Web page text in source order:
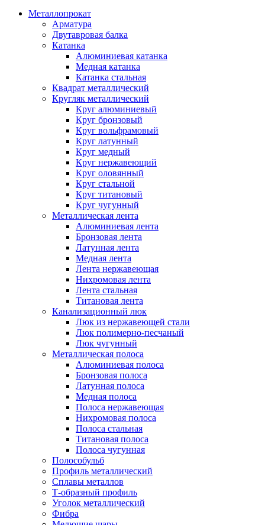
Металлопрокат
Арматура
Двутавровая балка
Катанка
Алюминиевая катанка
Медная катанка
Катанка стальная
Квадрат металлический
Кругляк металлический
Круг алюминиевый
Круг бронзовый
Круг вольфрамовый
Круг латунный
Круг медный
Круг нержавеющий
Круг оловянный
Круг стальной
Круг титановый
Круг чугунный
Металлическая лента
Алюминиевая лента
Бронзовая лента
Латунная лента
Медная лента
Лента нержавеющая
Нихромовая лента
Лента стальная
Титановая лента
Канализационный люк
Люк из нержавеющей стали
Люк полимерно-песчаный
Люк чугунный
Металлическая полоса
Алюминиевая полоса
Бронзовая полоса
Латунная полоса
Медная полоса
Полоса нержавеющая
Нихромовая полоса
Полоса стальная
Титановая полоса
Полоса чугунная
Полособульб
Профиль металлический
Сплавы металлов
Т-образный профиль
Уголок металлический
Фибра